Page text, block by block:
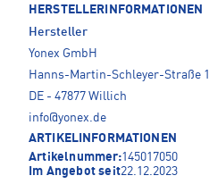
HERSTELLERINFORMATIONEN
Hersteller
Yonex GmbH
Hanns-Martin-Schleyer-Straße
DE - 47877 Willich
info@yonex.de
ARTIKELINFORMATIONEN
Artikelnummer:145017050
Im Angebot seit22.12.2023